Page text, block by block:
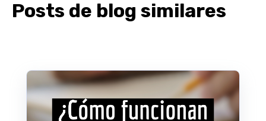
Posts de blog similares